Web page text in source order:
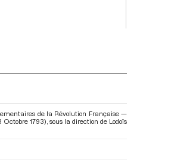
de la Révolution Française —
Octobre 1793) , sous la direction de Lodoïs